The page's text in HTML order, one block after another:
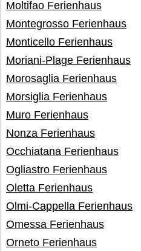
Moltifao Ferienhaus
Montegrosso Ferienhaus
Monticello Ferienhaus
Moriani-Plage Ferienhaus
Morosaglia Ferienhaus
Morsiglia Ferienhaus
Muro Ferienhaus
Nonza Ferienhaus
Occhiatana Ferienhaus
Ogliastro Ferienhaus
Oletta Ferienhaus
Olmi-Cappella Ferienhaus
Omessa Ferienhaus
Orneto Ferienhaus